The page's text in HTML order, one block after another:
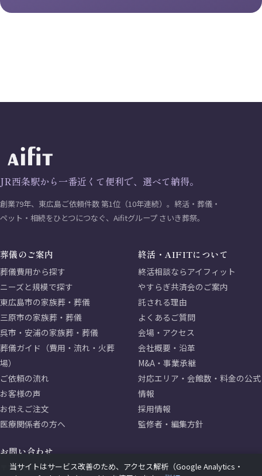
JR西条駅から一番近くて便利で、選べて納得。
創業79年、東広島ご依頼件数 第1位（10年連続）。終活・葬儀・
ペット・相続をひとつにつなぐ、Aifitグループ さいき葬祭。
葬儀のご案内
葬儀費用から探す
ニーズと規模で探す
東広島市の家族葬・葬儀
三原市の家族葬・葬儀
呉市・安浦の家族葬・葬儀
葬儀ガイド（費用・流れ・火葬
場）
ご依頼の流れ
お客様の声
お供えご注文
医療関係者の方へ
終活・AIFITについて
終活相談ならアイフィット
やすらぎ共済会のご案内
託される理由
よくあるご質問
会場・アクセス
会社概要・沿革
M&A・事業承継
対応エリア・会館数・料金の公式
情報
採用情報
監修者・編集方針
お問い合わせ
〒739-0042
当サイトはサービス改善のため、アクセス解析（Google Analytics・